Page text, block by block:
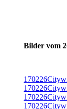
Bilder vom